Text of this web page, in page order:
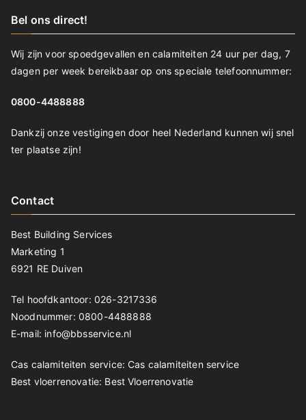
Bel ons direct!
Wij zijn voor spoedgevallen en calamiteiten 24 uur per dag, 7
dagen per week bereikbaar op ons speciale telefoonnummer:
0800-4488888
Dankzij onze vestigingen door heel Nederland kunnen wij snel
ter plaatse zijn!
Contact
Best Building Services
Marketing 1
6921 RE Duiven
Tel hoofdkantoor: 026-3217336
Noodnummer: 0800-4488888
E-mail: info@bbsservice.nl
Cas calamiteiten service: Cas calamiteiten service
Best vloerrenovatie: Best Vloerrenovatie